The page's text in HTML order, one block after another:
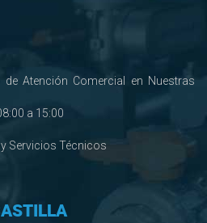
de Atención Comercial en Nuestras
a 15:00
Servicios Técnicos